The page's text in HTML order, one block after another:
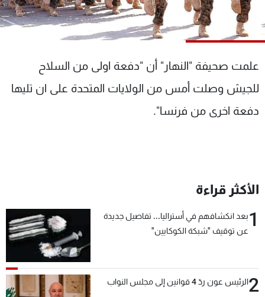
علمت صحيفة "النهار" أن "دفعة اولى من السلاح
للجيش وصلت أمس من الولايات المتحدة على ان تليها
دفعة اخرى من فرنسا".
الأكثر قراءة
1بعد انكشافهم في أستراليا... تفاصيل جديدة
عن توقيف "شبكة الكوكايين"
2الرئيس عون ردّ 4 قوانين إلى مجلس النواب
الترددات
الإنـتـاج
لاعلاناتكم
تواصل معنا
شروط الإسـتخدام
سياسة الخصوصية